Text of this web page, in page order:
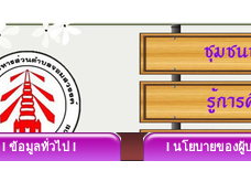
I ข้อมูลทั่วไป I I นโยบายของผู้